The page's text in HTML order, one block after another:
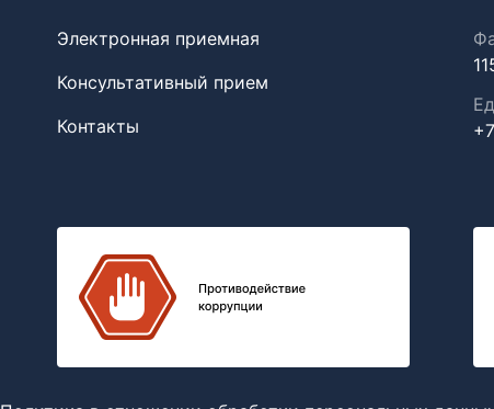
Электронная приемная
Консультативный прием
Контакты